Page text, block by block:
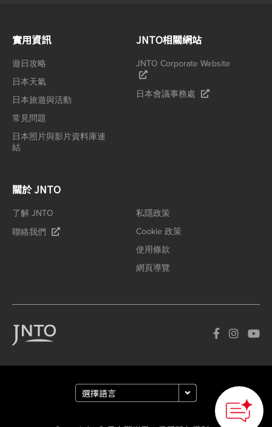
實用資訊
遊日攻略
日本天氣
日本旅遊與活動
常見問題
日本照片與影片資料庫連
結
JNTO相關網站
JNTO Corporate Website
日本會議事務處
關於 JNTO
了解 JNTO
聯絡我們
私隱政策
Cookie 政策
使用條款
網頁導覽